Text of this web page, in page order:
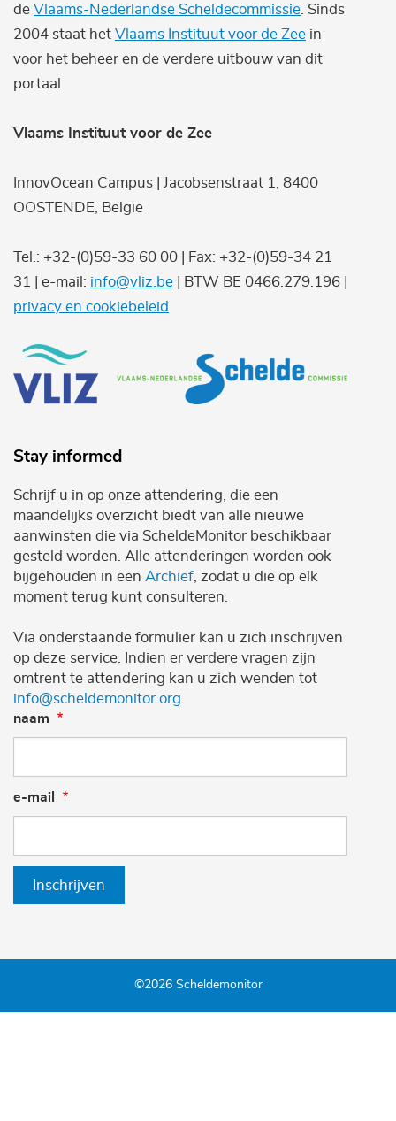
de Vlaams-Nederlandse Scheldecommissie . Sinds
2004 staat het Vlaams Instituut voor de Zee in
voor het beheer en de verdere uitbouw van dit
portaal.
Vlaams Instituut voor de Zee
InnovOcean Campus | Jacobsenstraat 1, 8400
OOSTENDE, België
Tel.: +32-(0)59-33 60 00 | Fax: +32-(0)59-34 21
31 | e-mail: info@vliz.be | BTW BE 0466.279.196 |
privacy en cookiebeleid
Stay informed
Schrijf u in op onze attendering, die een
maandelijks overzicht biedt van alle nieuwe
aanwinsten die via ScheldeMonitor beschikbaar
gesteld worden. Alle attenderingen worden ook
bijgehouden in een Archief , zodat u die op elk
moment terug kunt consulteren.
Via onderstaande formulier kan u zich inschrijven
op deze service. Indien er verdere vragen zijn
omtrent te attendering kan u zich wenden tot
info@scheldemonitor.org
naam
e-mail
Inschrijven
©2026 Scheldemonitor